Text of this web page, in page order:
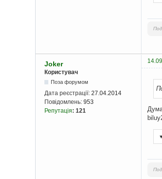
Joker
Користувач
Поза форумом
Дата реєстрації: 27.04.2014
Повідомлень: 953
Репутація: 121